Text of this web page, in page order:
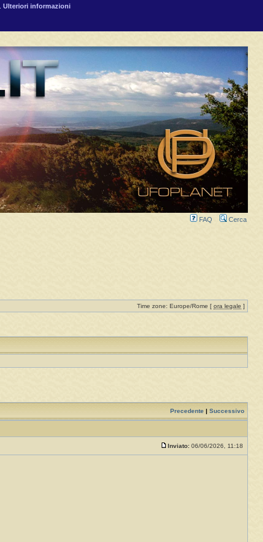
Ulteriori informazioni
FAQ Cerca
Time zone: Europe/Rome [ ora legale ]
Precedente Successivo
Inviato: 06/06/2026, 11:18